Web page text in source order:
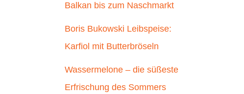
Balkan bis zum Naschmarkt
Boris Bukowski Leibspeise:
Karfiol mit Butterbröseln
Wassermelone – die süßeste
Erfrischung des Sommers